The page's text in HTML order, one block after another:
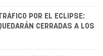
POR EL ECLIPSE:
CERRADAS A LOS